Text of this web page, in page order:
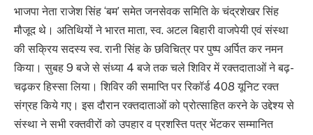
भाजपा नेता राजेश सिंह ‘बम’ समेत जनसेवक समिति के चंद्रशेखर सिंह
मौजूद थे। अतिथियों ने भारत माता, स्व. अटल बिहारी वाजपेयी एवं संस्था
की सक्रिय सदस्य स्व. रानी सिंह के छविचित्र पर पुष्प अर्पित कर नमन
किया। सुबह 9 बजे से संध्या 4 बजे तक चले शिविर में रक्तदाताओं ने बढ़-
चढ़कर हिस्सा लिया। शिविर की समाप्ति पर रिकॉर्ड 408 यूनिट रक्त
संग्रह किये गए। इस दौरान रक्तदाताओं को प्रोत्साहित करने के उद्देश्य से
संस्था ने सभी रक्तवीरों को उपहार व प्रशस्ति पत्र भेंटकर सम्मानित